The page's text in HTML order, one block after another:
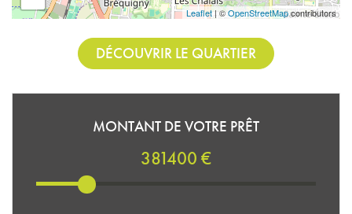
Leaflet| ©OpenStreetMapcontributors
DÉCOUVRIR LE QUARTIER
MONTANT DE VOTRE PRÊT
381400 €